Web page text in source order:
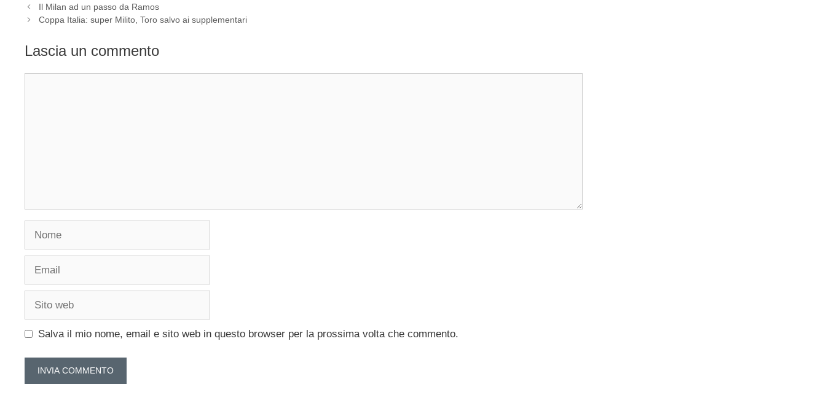
Il Milan ad un passo da Ramos
Coppa Italia: super Milito, Toro salvo ai supplementari
Lascia un commento
Salva il mio nome, email e sito web in questo browser per la prossima volta che commento.